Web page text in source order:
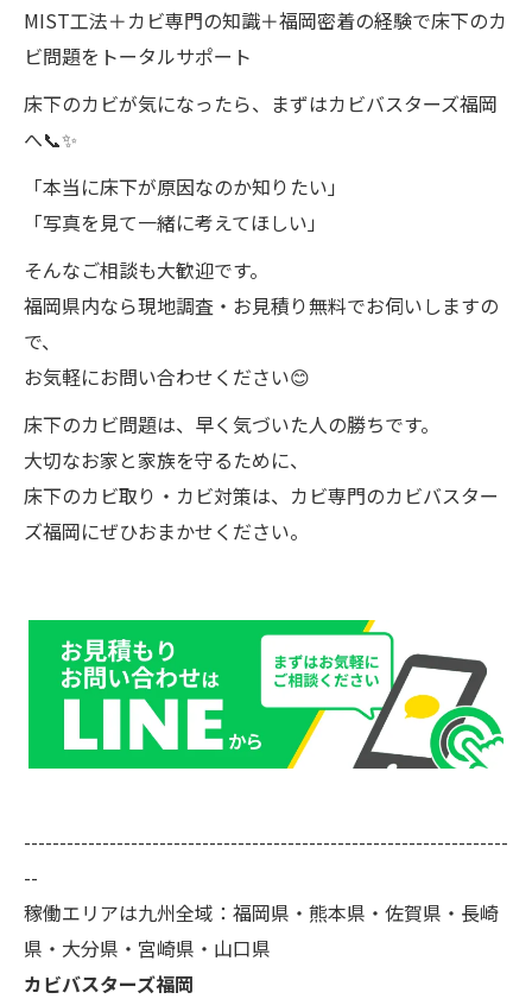
MIST工法＋カビ専門の知識＋福岡密着の経験で床下のカ
ビ問題をトータルサポート
床下のカビが気になったら、まずはカビバスターズ福岡
へ📞✨
「本当に床下が原因なのか知りたい」
「写真を見て一緒に考えてほしい」
そんなご相談も大歓迎です。
福岡県内なら現地調査・お見積り無料でお伺いしますの
で、
お気軽にお問い合わせください😊
床下のカビ問題は、早く気づいた人の勝ちです。
大切なお家と家族を守るために、
床下のカビ取り・カビ対策は、カビ専門のカビバスター
ズ福岡にぜひおまかせください。
--------------------------------------------------------------------
--
稼働エリアは九州全域：福岡県・熊本県・佐賀県・長崎
県・大分県・宮崎県・山口県
カビバスターズ福岡